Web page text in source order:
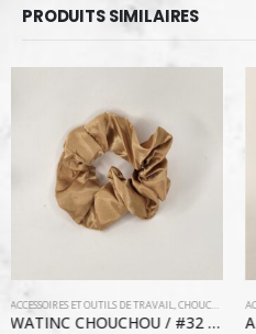
PRODUITS SIMILAIRES
,COIFFURE
ACCESSOIRES ET OUTILS DE TRAVAIL,BACK 5$ ET MOINS
ABITZON VERNIS A ONGLES / JAUNE